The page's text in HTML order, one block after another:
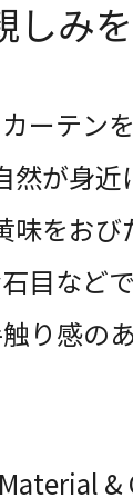
しみ
ーテン
然が身近
味をおび
目など
り感の
Material &